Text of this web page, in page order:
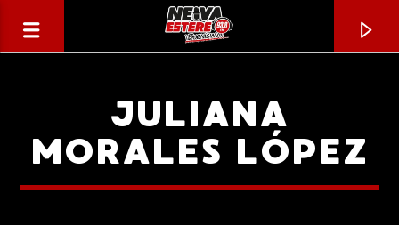
JULIANA
MORALES LÓPEZ